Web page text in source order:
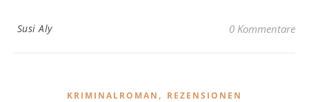
Susi Aly 0 Kommentare
KRIMINALROMAN , REZENSIONEN